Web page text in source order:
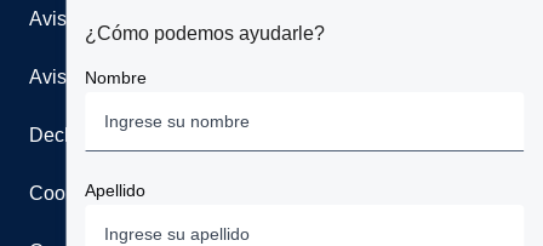
¿Cómo podemos ayudarle?
Nombre
Apellido
Aviso legal
Aviso de Privacidad Integral
Declaración de privacidad
Cookies